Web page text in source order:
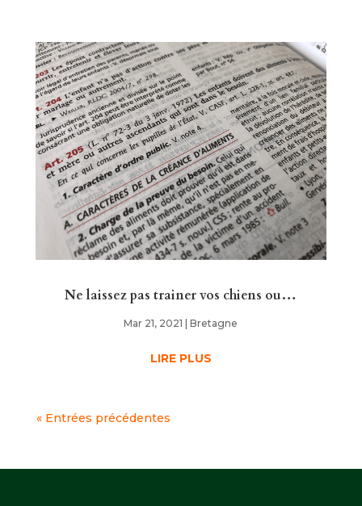
Ne laissez pas trainer vos chiens ou…
Mar 21, 2021 |Bretagne
LIRE PLUS
« Entrées précédentes